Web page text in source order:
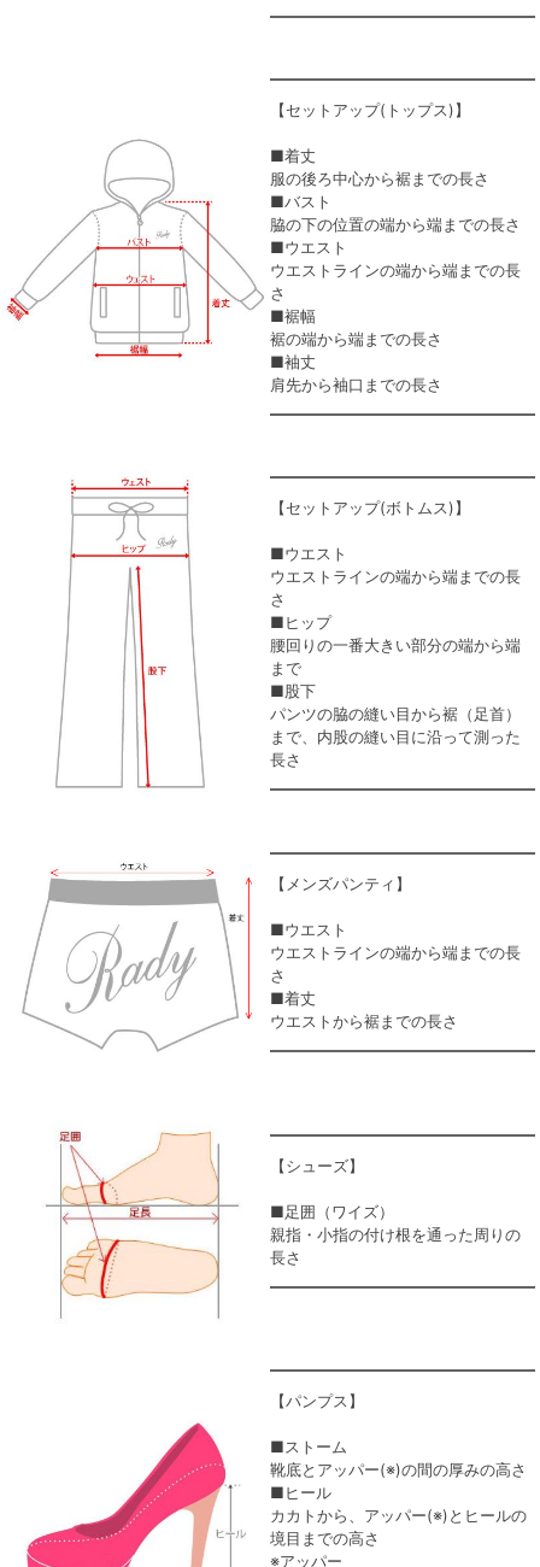
【セットアップ(トップス)】
■着丈
服の後ろ中心から裾までの長さ
■バスト
脇の下の位置の端から端までの長さ
■ウエスト
ウエストラインの端から端までの長
さ
■裾幅
裾の端から端までの長さ
■袖丈
肩先から袖口までの長さ
【セットアップ(ボトムス)】
■ウエスト
ウエストラインの端から端までの長
さ
■ヒップ
腰回りの一番大きい部分の端から端
まで
■股下
パンツの脇の縫い目から裾（足首）
まで、内股の縫い目に沿って測った
長さ
【メンズパンティ】
■ウエスト
ウエストラインの端から端までの長
さ
■着丈
ウエストから裾までの長さ
【シューズ】
■足囲（ワイズ）
親指・小指の付け根を通った周りの
長さ
【パンプス】
■ストーム
靴底とアッパー(※)の間の厚みの高さ
■ヒール
カカトから、アッパー(※)とヒールの
境目までの高さ
※アッパー